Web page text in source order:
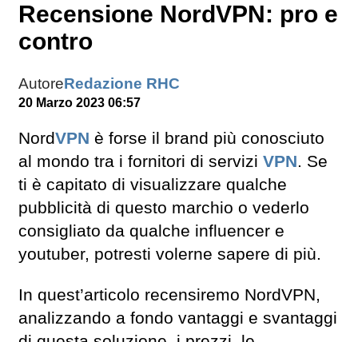
Recensione NordVPN: pro e
contro
AutoreRedazione RHC
20 Marzo 2023 06:57
NordVPN è forse il brand più conosciuto
al mondo tra i fornitori di servizi VPN. Se
ti è capitato di visualizzare qualche
pubblicità di questo marchio o vederlo
consigliato da qualche influencer e
youtuber, potresti volerne sapere di più.
In quest’articolo recensiremo NordVPN,
analizzando a fondo vantaggi e svantaggi